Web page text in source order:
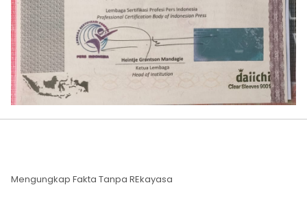
Mengungkap Fakta Tanpa REkayasa